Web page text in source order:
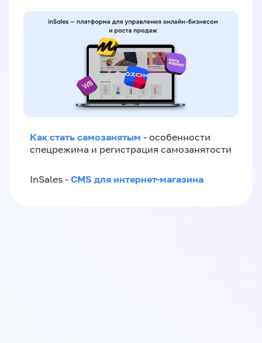
Как стать самозанятым - особенности
спецрежима и регистрация самозанятости
InSales - CMS для интернет-магазина